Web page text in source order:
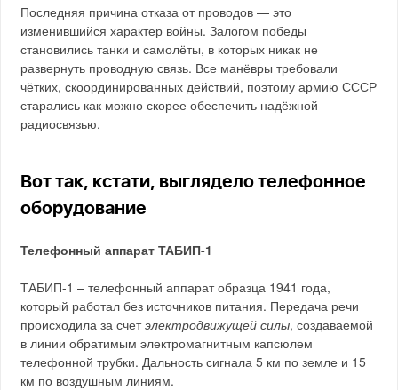
Последняя причина отказа от проводов — это
изменившийся характер войны. Залогом победы
становились танки и самолёты, в которых никак не
развернуть проводную связь. Все манёвры требовали
чётких, скоординированных действий, поэтому армию СССР
старались как можно скорее обеспечить надёжной
радиосвязью.
Вот так, кстати, выглядело телефонное
оборудование
Телефонный аппарат ТАБИП-1
ТАБИП-1 – телефонный аппарат образца 1941 года,
который работал без источников питания. Передача речи
происходила за счетэлектродвижущей силы, создаваемой
в линии обратимым электромагнитным капсюлем
телефонной трубки. Дальность сигнала 5 км по земле и 15
км по воздушным линиям.